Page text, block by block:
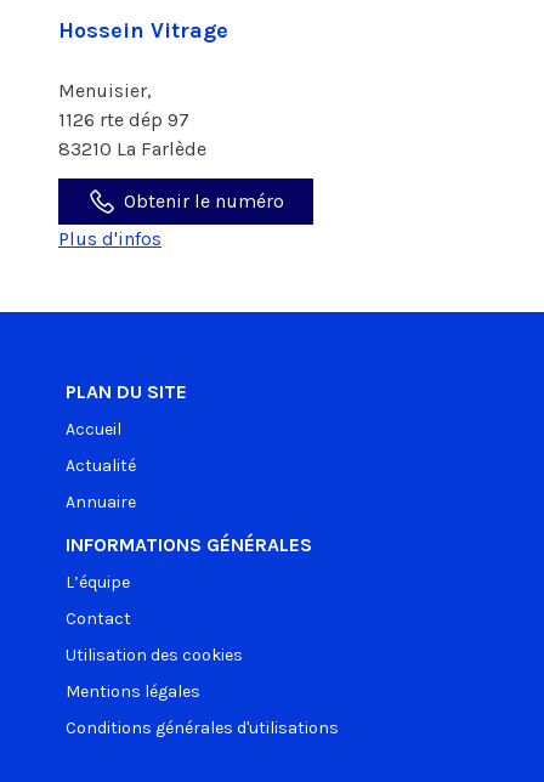
Hossein Vitrage
Menuisier,
1126 rte dép 97
83210 La Farlède
Obtenir le numéro
Plus d'infos
PLAN DU SITE
Accueil
Actualité
Annuaire
INFORMATIONS GÉNÉRALES
L’équipe
Contact
Utilisation des cookies
Mentions légales
Conditions générales d'utilisations